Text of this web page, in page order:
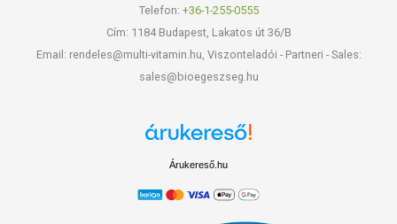
Telefon: +36-1-255-0555
Cím: 1184 Budapest, Lakatos út 36/B
Email: rendeles@multi-vitamin.hu, Viszonteladói - Partneri - Sales:
sales@bioegeszseg.hu
Árukereső.hu